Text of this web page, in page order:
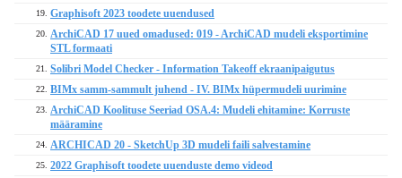
19. Graphisoft 2023 toodete uuendused
20.
ArchiCAD 17 uued omadused: 019 - ArchiCAD mudeli eksportimine
STL formaati
21. Solibri Model Checker - Information Takeoff ekraanipaigutus
22. BIMx samm-sammult juhend - IV. BIMx hüpermudeli uurimine
23.
ArchiCAD Koolituse Seeriad OSA.4: Mudeli ehitamine: Korruste
määramine
24. ARCHICAD 20 - SketchUp 3D mudeli faili salvestamine
25. 2022 Graphisoft toodete uuenduste demo videod